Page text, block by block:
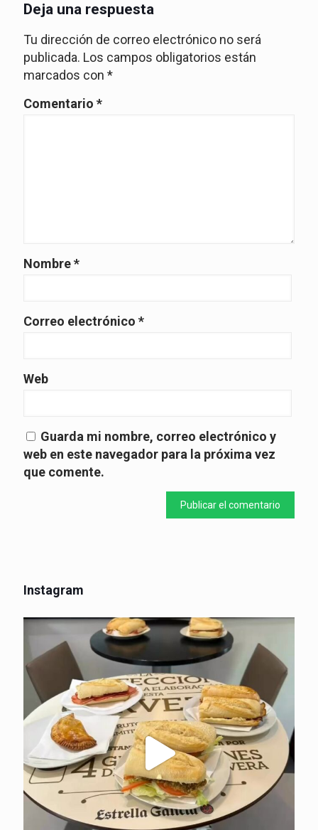
Deja una respuesta
Tu dirección de correo electrónico no será
publicada. Los campos obligatorios están
marcados con *
Comentario *
Nombre*
Correo electrónico *
Web
Guarda mi nombre, correo electrónico y
web en este navegador para la próxima vez
que comente.
Instagram